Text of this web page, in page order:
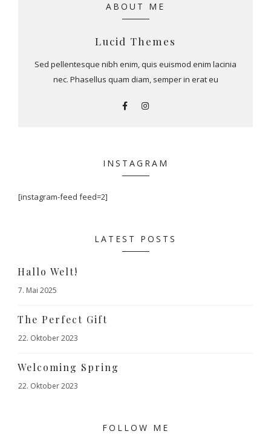
ABOUT ME
Lucid Themes
Sed pellentesque nibh enim, quis euismod enim lacinia
nec. Phasellus quam diam, semper in erat eu
INSTAGRAM
[instagram-feed feed=2]
LATEST POSTS
Hallo Welt!
7. Mai 2025
The Perfect Gift
22. Oktober 2023
Welcoming Spring
22. Oktober 2023
FOLLOW ME